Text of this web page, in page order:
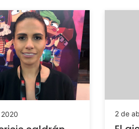
2 de